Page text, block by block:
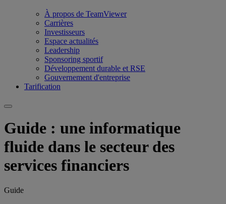
À propos de TeamViewer
Carrières
Investisseurs
Espace actualités
Leadership
Sponsoring sportif
Développement durable et RSE
Gouvernement d'entreprise
Tarification
Guide : une informatique
fluide dans le secteur des
services financiers
Guide